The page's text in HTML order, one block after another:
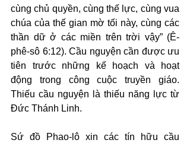
cùng chủ quyền, cùng thế lực, cùng vua
chúa của thế gian mờ tối này, cùng các
thần dữ ở các miền trên trời vậy” (Ê-
phê-sô 6:12). Cầu nguyện cần được ưu
tiên trước những kế hoạch và hoạt
động trong công cuộc truyền giáo.
Thiếu cầu nguyện là thiếu năng lực từ
Đức Thánh Linh.
Sứ đồ Phao-lô xin các tín hữu cầu